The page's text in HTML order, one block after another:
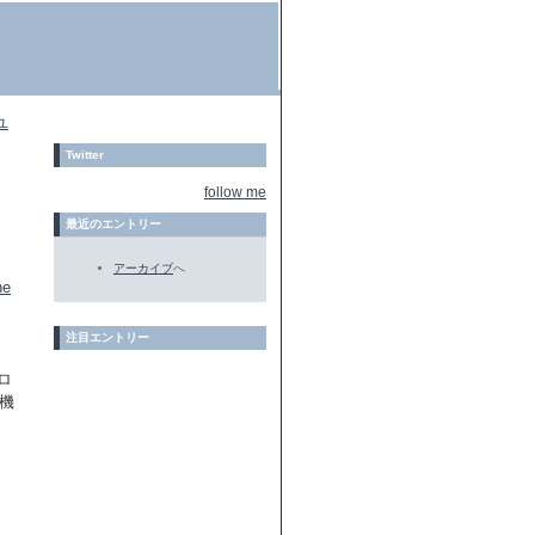
Twitter
follow me
最近のエントリー
アーカイブへ
注目エントリー